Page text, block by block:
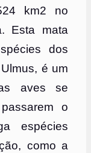
km2 no
Esta mata
dos
é um
aves se
o
espécies
como a